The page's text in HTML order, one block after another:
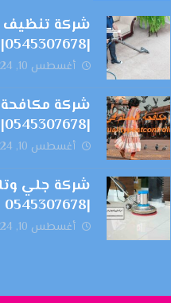
شركة تنظيف
|0545307678| الهلال الذهبي
أغسطس 10, 2024
شركة
|0545307678| طارد الطيور
أغسطس 10, 2024
شركة جلي
|0545307678
أغسطس 10, 2024